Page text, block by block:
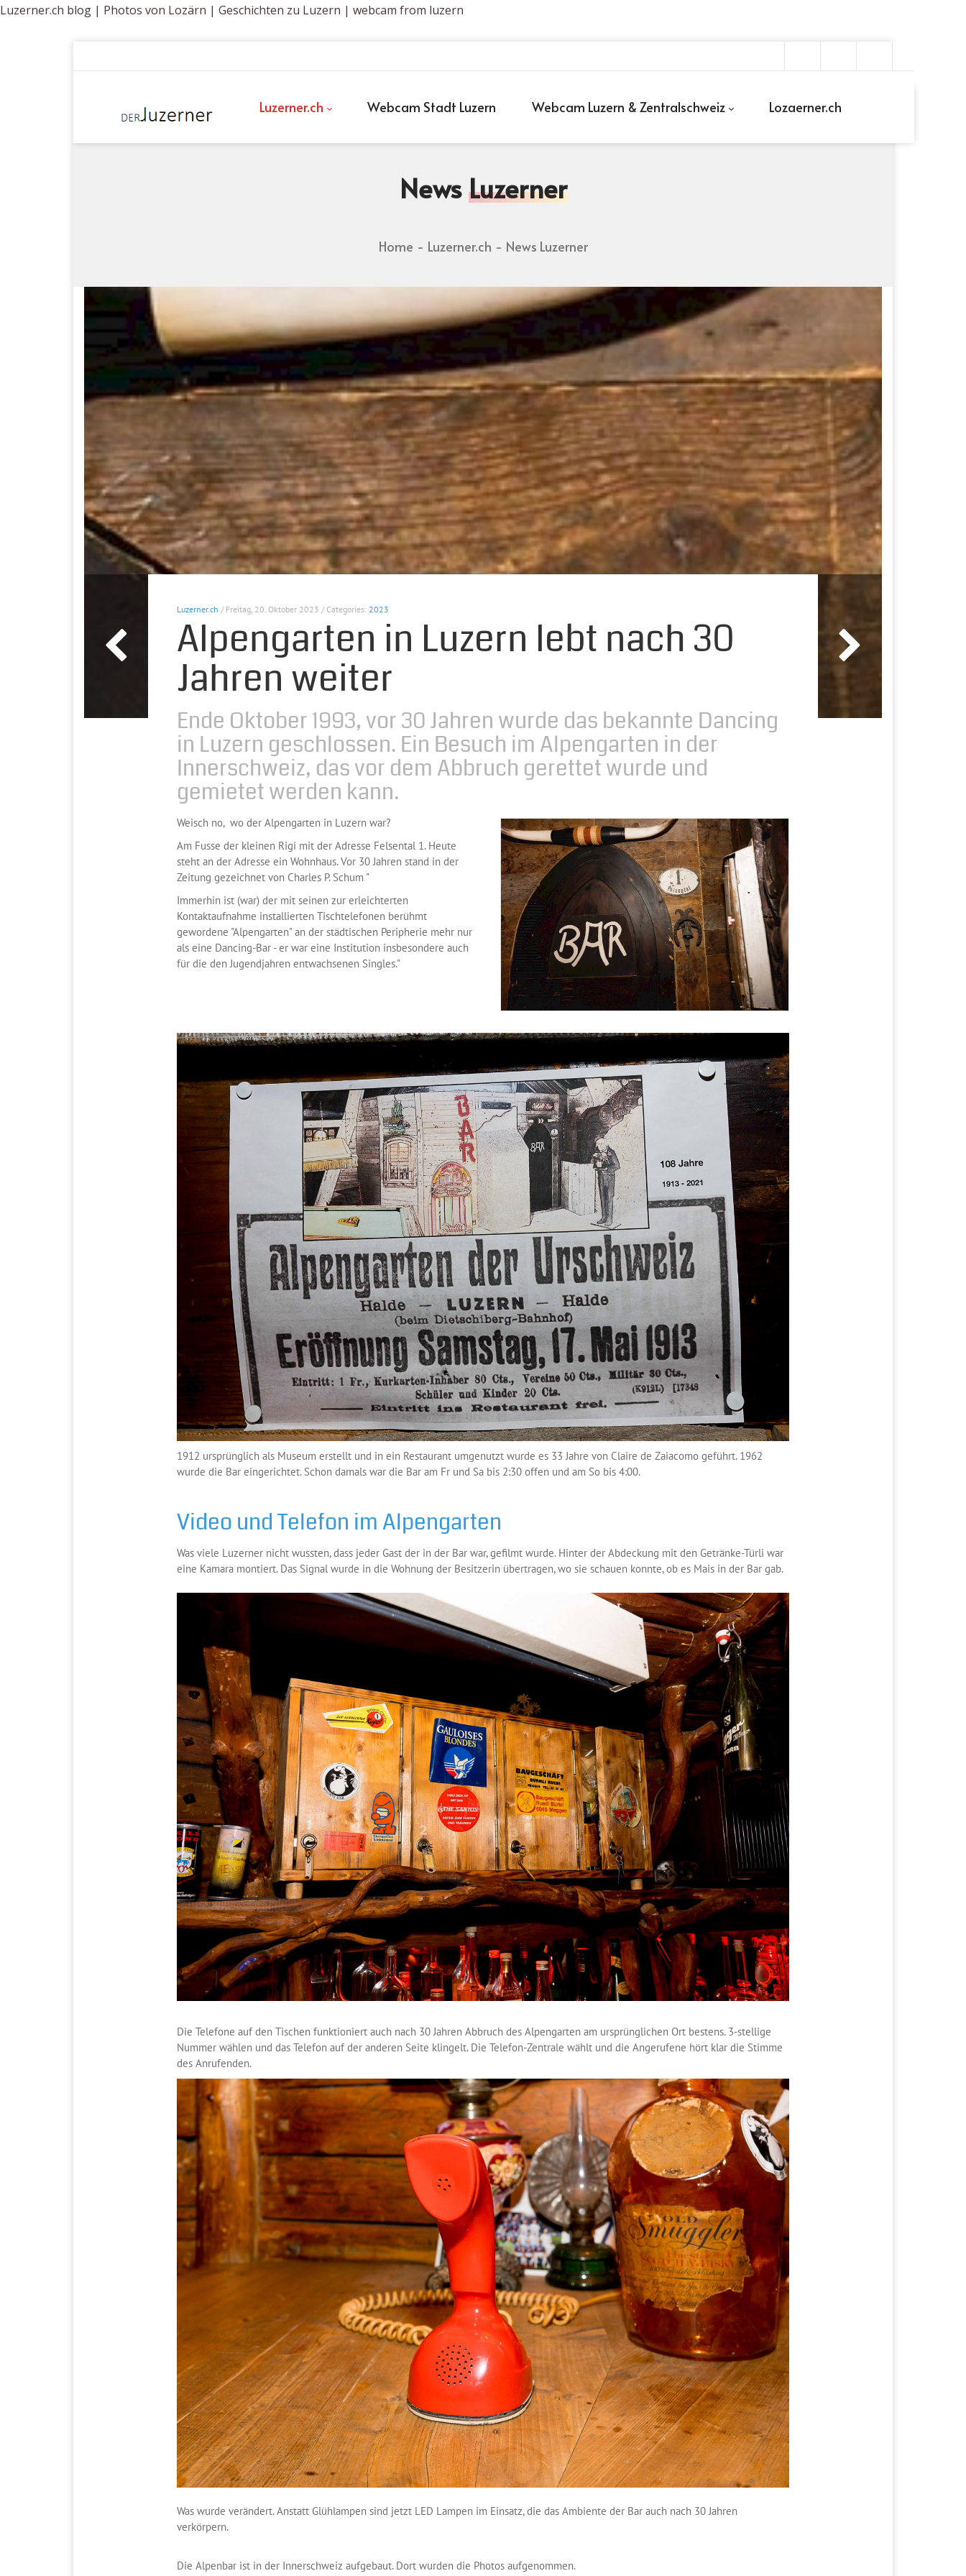
Luzerner.ch blog | Photos von Lozärn | Geschichten zu Luzern | webcam from luzern
Luzerner.ch Webcam Stadt Luzern Webcam Luzern & Zentralschweiz Lozaerner.ch
NewsLuzerner
Home Luzerner.ch News Luzerner
Luzerner.ch / Freitag, 20. Oktober 2023 / Categories: 2023
Alpengarten in Luzern lebt nach 30
Jahren weiter
Ende Oktober 1993, vor 30 Jahren wurde das bekannte Dancing
in Luzern geschlossen. Ein Besuch im Alpengarten in der
Innerschweiz, das vor dem Abbruch gerettet wurde und
gemietet werden kann.
Weisch no, wo der Alpengarten in Luzern war?
Am Fusse der kleinen Rigi mit der Adresse Felsental 1. Heute
steht an der Adresse ein Wohnhaus. Vor 30 Jahren stand in der
Zeitung gezeichnet von Charles P. Schum "
Immerhin ist (war) der mit seinen zur erleichterten
Kontaktaufnahme installierten Tischtelefonen berühmt
gewordene "Alpengarten" an der städtischen Peripherie mehr nur
als eine Dancing-Bar - er war eine Institution insbesondere auch
für die den Jugendjahren entwachsenen Singles."
1912 ursprünglich als Museum erstellt und in ein Restaurant umgenutzt wurde es 33 Jahre von Claire de Zaiacomo geführt. 1962
wurde die Bar eingerichtet. Schon damals war die Bar am Fr und Sa bis 2:30 offen und am So bis 4:00.
Video und Telefon im Alpengarten
Was viele Luzerner nicht wussten, dass jeder Gast der in der Bar war, gefilmt wurde. Hinter der Abdeckung mit den Getränke-Türli war
eine Kamara montiert. Das Signal wurde in die Wohnung der Besitzerin übertragen, wo sie schauen konnte, ob es Mais in der Bar gab.
Die Telefone auf den Tischen funktioniert auch nach 30 Jahren Abbruch des Alpengarten am ursprünglichen Ort bestens. 3-stellige
Nummer wählen und das Telefon auf der anderen Seite klingelt. Die Telefon-Zentrale wählt und die Angerufene hört klar die Stimme
des Anrufenden.
Was wurde verändert. Anstatt Glühlampen sind jetzt LED Lampen im Einsatz, die das Ambiente der Bar auch nach 30 Jahren
verkörpern.
Die Alpenbar ist in der Innerschweiz aufgebaut. Dort wurden die Photos aufgenommen.